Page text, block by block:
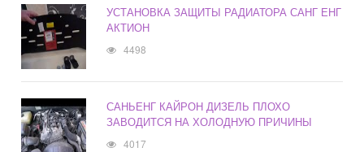
УСТАНОВКА ЗАЩИТЫ РАДИАТОРА САНГ ЕНГ
АКТИОН
4498
САНЬЕНГ КАЙРОН ДИЗЕЛЬ ПЛОХО
ЗАВОДИТСЯ НА ХОЛОДНУЮ ПРИЧИНЫ
4017